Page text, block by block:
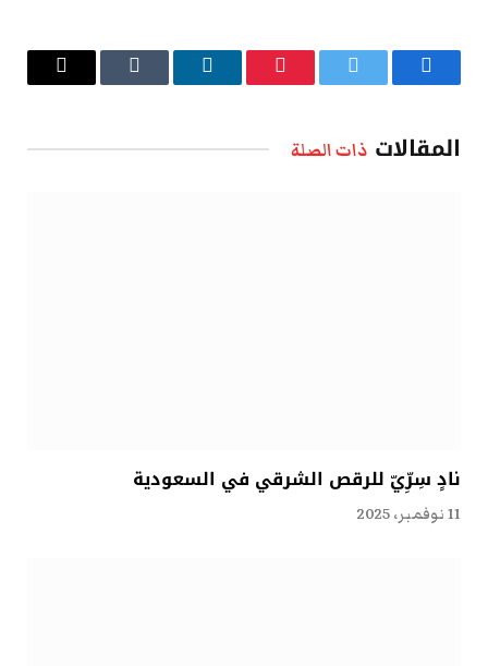
فيسبوك تويتر بينتيريستلينكدإن Tumblr
البريد
المقالات ذات الصلة
نادٍ سِرِّيّ للرقص الشرقي في السعودية
11 نوفمبر، 2025